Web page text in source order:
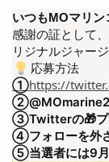
いつもMOマリ
感謝の証として、
リジナルジャー
応募方法
①https://
③Twitterの🎁プ
④フォローを外
⑤当選者には9月